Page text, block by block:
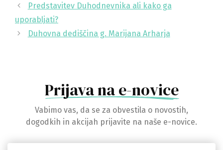
Predstavitev Duhodnevnika ali kako ga
uporabljati?
Duhovna dediščina g. Marijana Arharja
Prijava na e-novice
Vabimo vas, da se za obvestila o novostih,
dogodkih in akcijah prijavite na naše e-novice.